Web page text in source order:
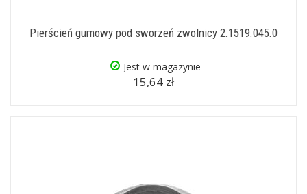
Pierścień gumowy pod sworzeń zwolnicy 2.1519.045.0
Jest w magazynie
15,64 zł